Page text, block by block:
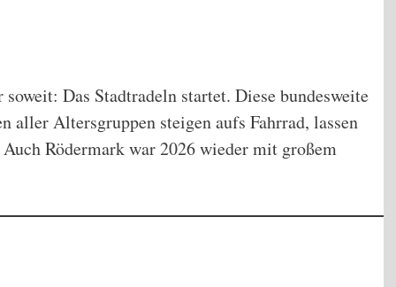
Das Stadtradeln startet. Diese bundesweite
aller Altersgruppen steigen aufs Fahrrad, lassen
Rödermark war 2026 wieder mit großem